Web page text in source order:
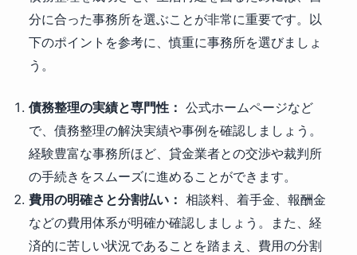
分に合った事務所を選ぶことが非常に重要です。以
下のポイントを参考に、慎重に事務所を選びましょ
う。
債務整理の実績と専門性： 公式ホームページなど
で、債務整理の解決実績や事例を確認しましょう。
経験豊富な事務所ほど、貸金業者との交渉や裁判所
の手続きをスムーズに進めることができます。
費用の明確さと分割払い： 相談料、着手金、報酬金
などの費用体系が明確か確認しましょう。また、経
済的に苦しい状況であることを踏まえ、費用の分割